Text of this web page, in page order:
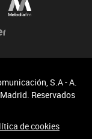
S.A - A.
Reservados
de cookies